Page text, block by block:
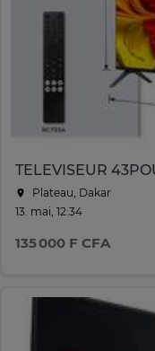
Plateau, Dakar
13. mai, 12:34
135 000 F CFA